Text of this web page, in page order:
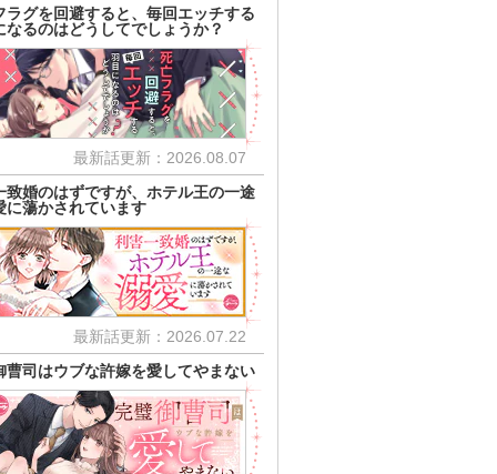
ラグを回避すると、毎回エッチする
なるのはどうしてでしょうか？
最新話更新：2026.08.07
致婚のはずですが、ホテル王の一途
に蕩かされています
最新話更新：2026.07.22
曹司はウブな許嫁を愛してやまない